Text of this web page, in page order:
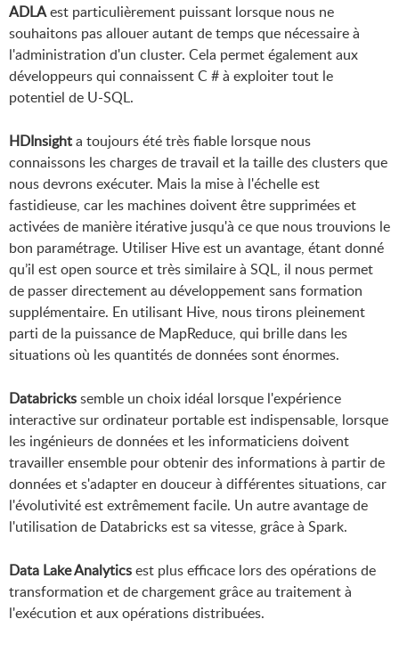
ADLAest particulièrement puissant lorsque nous ne
souhaitons pas allouer autant de temps que nécessaire à
l'administration d'un cluster. Cela permet également aux
développeurs qui connaissent C # à exploiter tout le
potentiel de U-SQL.
HDInsighta toujours été très fiable lorsque nous
connaissons les charges de travail et la taille des clusters que
nous devrons exécuter. Mais la mise à l'échelle est
fastidieuse, car les machines doivent être supprimées et
activées de manière itérative jusqu'à ce que nous trouvions le
bon paramétrage. Utiliser Hive est un avantage, étant donné
qu’il est open source et très similaire à SQL, il nous permet
de passer directement au développement sans formation
supplémentaire. En utilisant Hive, nous tirons pleinement
parti de la puissance de MapReduce, qui brille dans les
situations où les quantités de données sont énormes.
Databrickssemble un choix idéal lorsque l'expérience
interactive sur ordinateur portable est indispensable, lorsque
les ingénieurs de données et les informaticiens doivent
travailler ensemble pour obtenir des informations à partir de
données et s'adapter en douceur à différentes situations, car
l'évolutivité est extrêmement facile. Un autre avantage de
l'utilisation de Databricks est sa vitesse, grâce à Spark.
Data Lake Analyticsest plus efficace lors des opérations de
transformation et de chargement grâce au traitement à
l'exécution et aux opérations distribuées.